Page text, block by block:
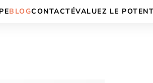
BLOGCONTACTÉVALUEZ LE